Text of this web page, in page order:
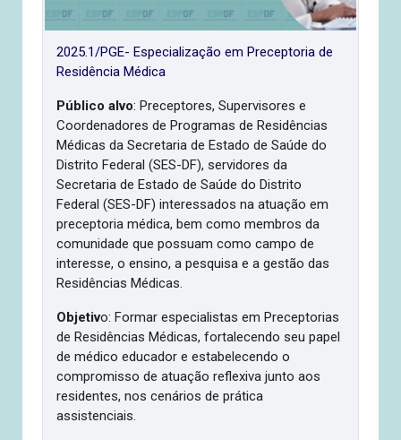
2025.1/PGE- Especialização em Preceptoria de
Residência Médica
Público alvo: Preceptores, Supervisores e
Coordenadores de Programas de Residências
Médicas da Secretaria de Estado de Saúde do
Distrito Federal (SES-DF), servidores da
Secretaria de Estado de Saúde do Distrito
Federal (SES-DF) interessados na atuação em
preceptoria médica, bem como membros da
comunidade que possuam como campo de
interesse, o ensino, a pesquisa e a gestão das
Residências Médicas.
Objetivo: Formar especialistas em Preceptorias
de Residências Médicas, fortalecendo seu papel
de médico educador e estabelecendo o
compromisso de atuação reflexiva junto aos
residentes, nos cenários de prática
assistenciais.